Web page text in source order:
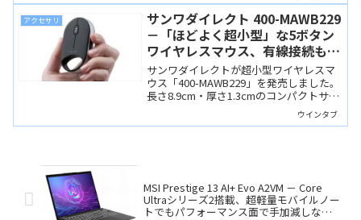
アクセサリ
サンワダイレクト 400-MAWB229
－「ほどよく超小型」な5ボタン
ワイヤレスマウス、有線接続も可
能
サンワダイレクトが超小型ワイヤレスマ
ウス「400-MAWB229」を発売しました。
長さ8.9cm・厚さ1.3cmのコンパクトサイ
ズながら5ボタンを搭載し、USB無線・
Bluetooth・有線接続に対応し、実用性も
ウインタブ
MSI Prestige 13 AI+ Evo A2VM － Core
Ultraシリーズ2搭載、超軽量モバイルノー
トでもパフォーマンス面で手加減しない